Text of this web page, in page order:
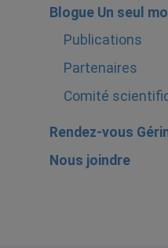
Blogue Un seul
Publications
Partenaires
Comité
Rendez-vous
Nous joindre